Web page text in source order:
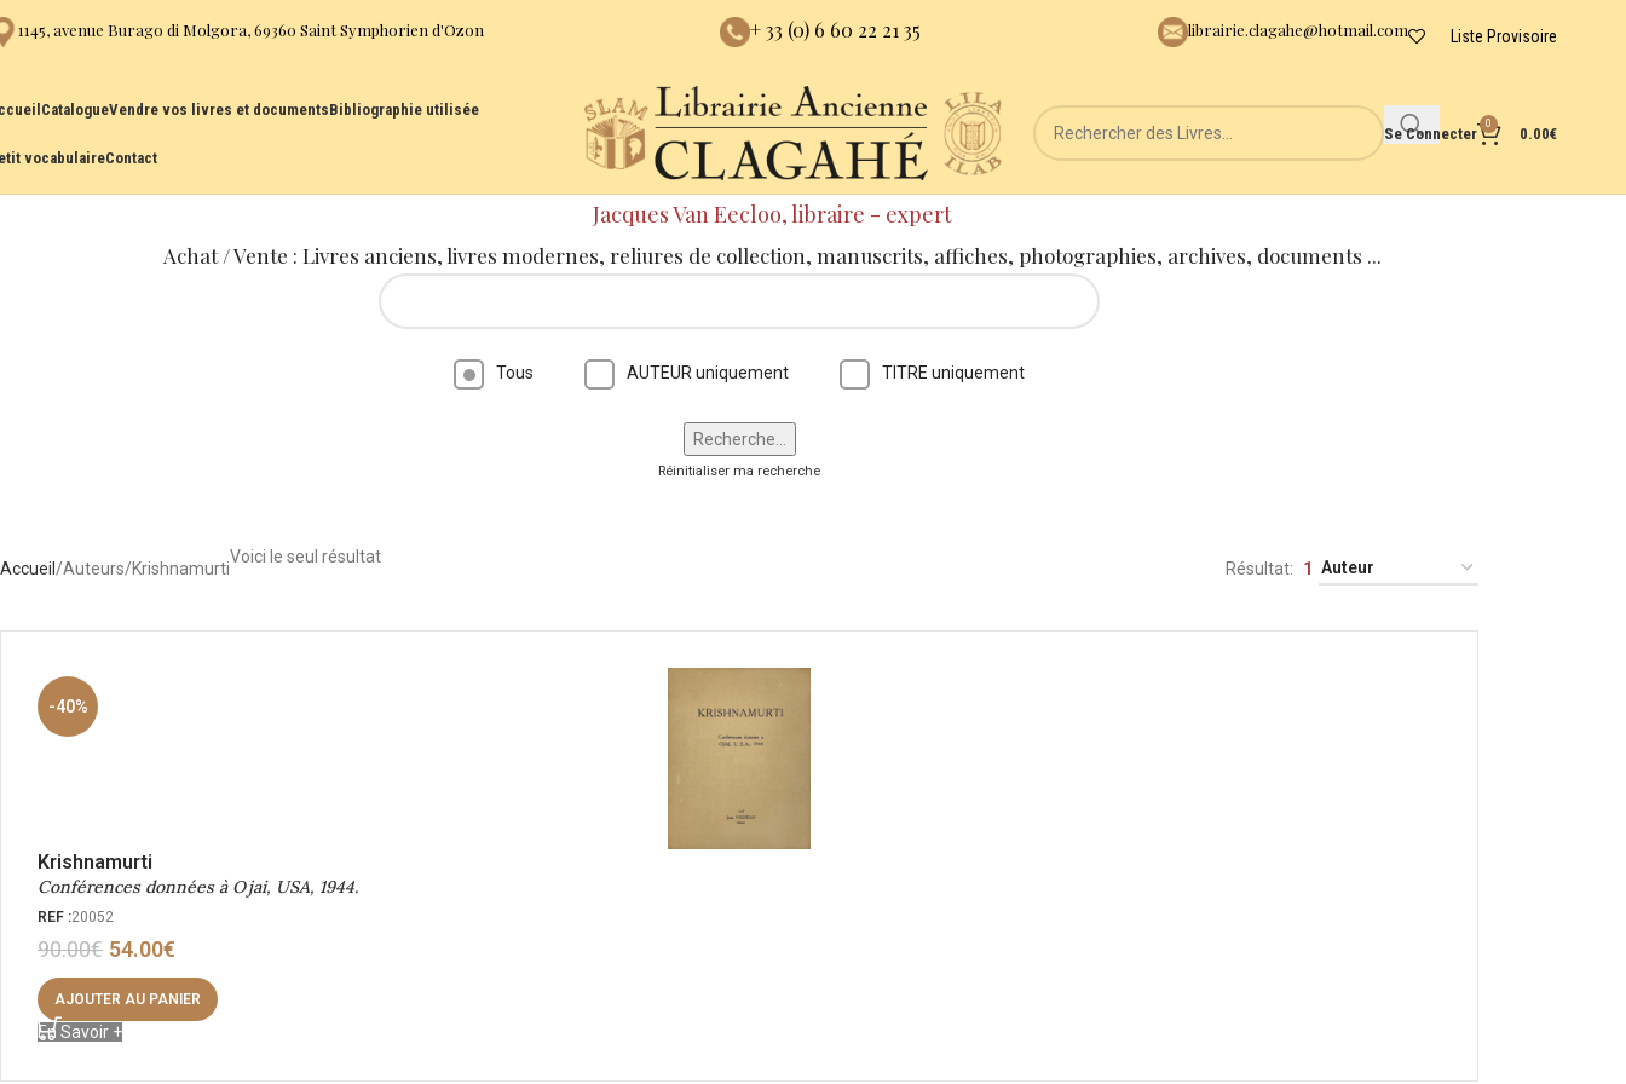
1145, avenue Burago di Molgora, 69360 Saint Symphorien d'Ozon + 33 (0) 6 60 22 21 35 librairie.clagahe@hotmail.com Liste Provisoire
CatalogueVendre vos livres et documentsBibliographie utilisée
vocabulaireContact
Se Connecter
0
0.00€
Jacques Van Eecloo, libraire - expert
Achat / Vente : Livres anciens, livres modernes, reliures de collection, manuscrits, affiches, photographies, archives, documents ...
Tous AUTEUR uniquement TITRE uniquement
Réinitialiser ma recherche
Accueil Auteurs Krishnamurti
Voici le seul résultat
Résultat 1
-40%
Krishnamurti
Conférences données à Ojai, USA, 1944.
REF :20052
90.00€ 54.00€
AJOUTER AU PANIER
En Savoir +